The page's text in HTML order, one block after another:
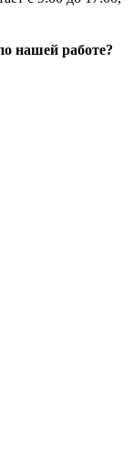
нашей работе?